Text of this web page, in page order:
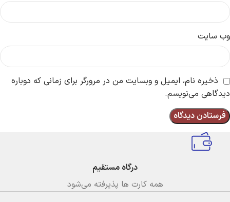
وب‌ سایت
ذخیره نام، ایمیل و وبسایت من در مرورگر برای زمانی که دوباره
دیدگاهی می‌نویسم.
درگاه مستقیم
همه کارت ها پذیرفته می‌شود